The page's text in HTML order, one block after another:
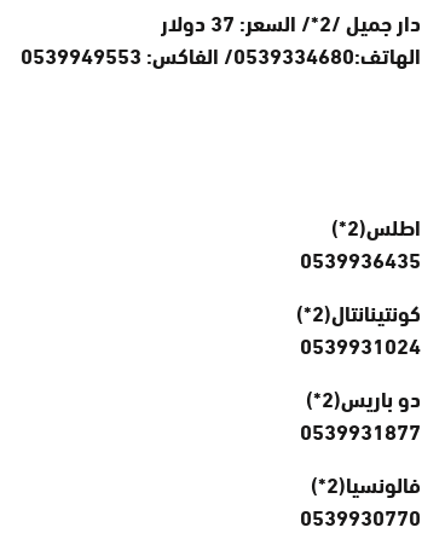
دار جميل /2*/ السعر: 37 دولار
الهاتف:0539334680/ الفاكس: 0539949553
اطلس(2*)
0539936435
كونتينانتال(2*)
0539931024
دو باريس(2*)
0539931877
فالونسيا(2*)
0539930770